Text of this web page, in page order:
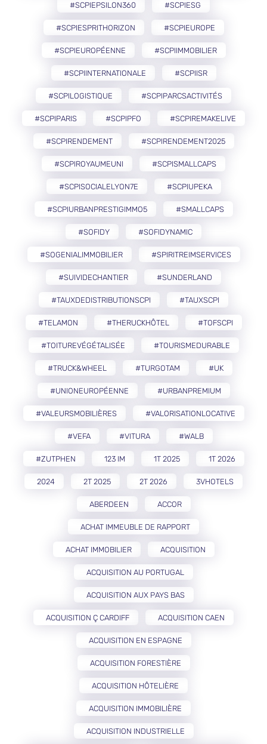
#SCPIEPSILON360 #SCPIESG
#SCPIESPRITHORIZON #SCPIEUROPE
#SCPIEUROPÉENNE #SCPIIMMOBILIER
#SCPIINTERNATIONALE #SCPIISR
#SCPILOGISTIQUE #SCPIPARCSACTIVITÉS
#SCPIPARIS #SCPIPFO #SCPIREMAKELIVE
#SCPIRENDEMENT #SCPIRENDEMENT2025
#SCPIROYAUMEUNI #SCPISMALLCAPS
#SCPISOCIALELYON7E #SCPIUPEKA
#SCPIURBANPRESTIGIMMO5 #SMALLCAPS
#SOFIDY #SOFIDYNAMIC
#SOGENIALIMMOBILIER #SPIRITREIMSERVICES
#SUIVIDECHANTIER #SUNDERLAND
#TAUXDEDISTRIBUTIONSCPI #TAUXSCPI
#TELAMON #THERUCKHÔTEL #TOFSCPI
#TOITUREVÉGÉTALISÉE #TOURISMEDURABLE
#TRUCK&WHEEL #TURGOTAM #UK
#UNIONEUROPÉENNE #URBANPREMIUM
#VALEURSMOBILIÈRES #VALORISATIONLOCATIVE
#VEFA #VITURA #WALB
#ZUTPHEN 123 IM 1T 2025 1T 2026
2024 2T 2025 2T 2026 3VHOTELS
ABERDEEN ACCOR
ACHAT IMMEUBLE DE RAPPORT
ACHAT IMMOBILIER ACQUISITION
ACQUISITION AU PORTUGAL
ACQUISITION AUX PAYS BAS
ACQUISITION Ç CARDIFF ACQUISITION CAEN
ACQUISITION EN ESPAGNE
ACQUISITION FORESTIÈRE
ACQUISITION HÔTELIÈRE
ACQUISITION IMMOBILIÈRE
ACQUISITION INDUSTRIELLE